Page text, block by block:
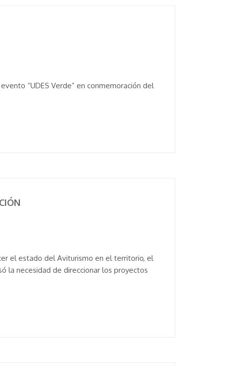
“UDES Verde” en conmemoración del
el estado del Aviturismo en el territorio, el
la necesidad de direccionar los proyectos